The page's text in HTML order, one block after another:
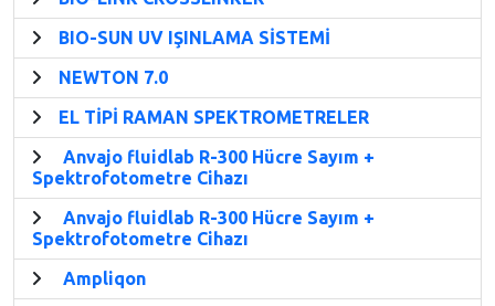
BIO-SUN UV IŞINLAMA SİSTEMİ
NEWTON 7.0
EL TİPİ RAMAN SPEKTROMETRELER
Anvajo fluidlab R-300 Hücre Sayım +
Spektrofotometre Cihazı
Anvajo fluidlab R-300 Hücre Sayım +
Spektrofotometre Cihazı
Ampliqon